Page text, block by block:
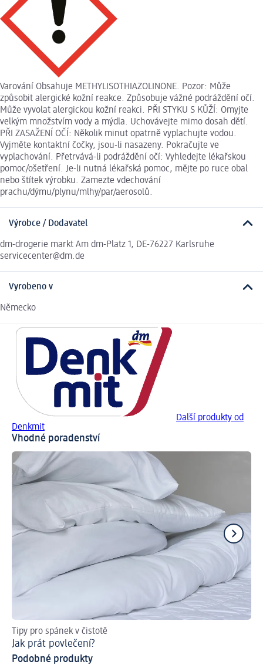
Varování Obsahuje METHYLISOTHIAZOLINONE. Pozor: Může
způsobit alergické kožní reakce. Způsobuje vážné podráždění očí.
Může vyvolat alergickou kožní reakci. PŘI STYKU S KŮŽÍ: Omyjte
velkým množstvím vody a mýdla. Uchovávejte mimo dosah dětí.
PŘI ZASAŽENÍ OČÍ: Několik minut opatrně vyplachujte vodou.
Vyjměte kontaktní čočky, jsou-li nasazeny. Pokračujte ve
vyplachování. Přetrvává-li podráždění očí: Vyhledejte lékařskou
pomoc/ošetření. Je-li nutná lékařská pomoc, mějte po ruce obal
nebo štítek výrobku. Zamezte vdechování
prachu/dýmu/plynu/mlhy/par/aerosolů.
Výrobce / Dodavatel
dm-drogerie markt Am dm-Platz 1, DE-76227 Karlsruhe
servicecenter@dm.de
Vyrobeno v
Německo
Další produkty od
Denkmit
Vhodné poradenství
Tipy pro spánek v čistotě
Jak prát povlečení?
Podobné produkty